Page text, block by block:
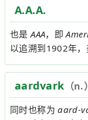
A.A.A.
也是AAA，即
以追溯到1902年，
aardvark （n.）
同时也称为aard-